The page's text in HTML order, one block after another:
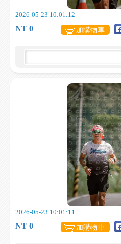
2026-05-23 10:01:12
NT 0 加購物車
2026-05-23 10:01:11
NT 0 加購物車